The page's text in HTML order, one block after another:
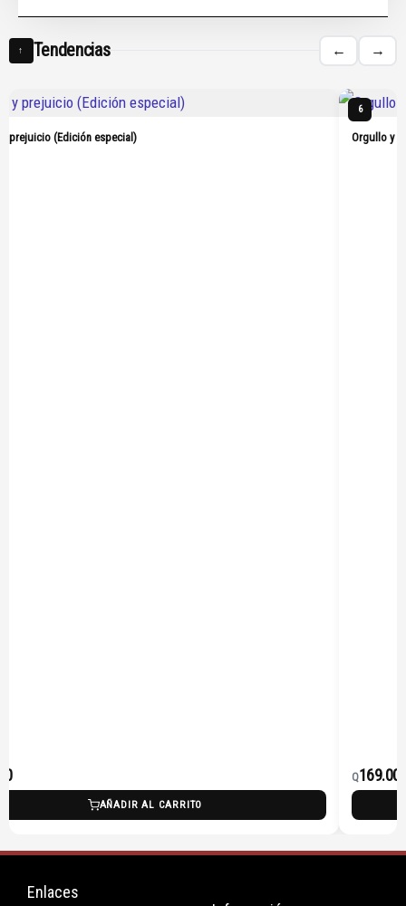
↑ Tendencias ← →
prejuicio (Edición especial)
AÑADIR AL CARRITO
6
Orgullo y
Q169.00
Enlaces